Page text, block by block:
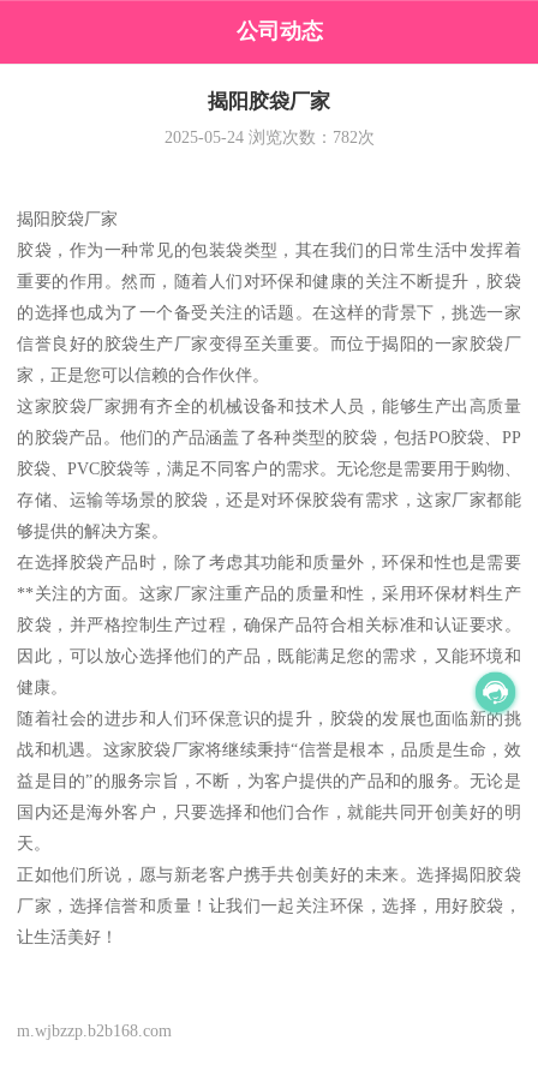
公司动态
揭阳胶袋厂家
2025-05-24浏览次数： 782次
揭阳胶袋厂家
胶袋，作为一种常见的包装袋类型，其在我们的日常生活中发挥着
重要的作用。然而，随着人们对环保和健康的关注不断提升，胶袋
的选择也成为了一个备受关注的话题。在这样的背景下，挑选一家
信誉良好的胶袋生产厂家变得至关重要。而位于揭阳的一家胶袋厂
家，正是您可以信赖的合作伙伴。
这家胶袋厂家拥有齐全的机械设备和技术人员，能够生产出高质量
的胶袋产品。他们的产品涵盖了各种类型的胶袋，包括PO胶袋、PP
胶袋、PVC胶袋等，满足不同客户的需求。无论您是需要用于购物、
存储、运输等场景的胶袋，还是对环保胶袋有需求，这家厂家都能
够提供的解决方案。
在选择胶袋产品时，除了考虑其功能和质量外，环保和性也是需要
**关注的方面。这家厂家注重产品的质量和性，采用环保材料生产
胶袋，并严格控制生产过程，确保产品符合相关标准和认证要求。
因此，可以放心选择他们的产品，既能满足您的需求，又能环境和
健康。
随着社会的进步和人们环保意识的提升，胶袋的发展也面临新的挑
战和机遇。这家胶袋厂家将继续秉持“信誉是根本，品质是生命，效
益是目的”的服务宗旨，不断，为客户提供的产品和的服务。无论是
国内还是海外客户，只要选择和他们合作，就能共同开创美好的明
天。
正如他们所说，愿与新老客户携手共创美好的未来。选择揭阳胶袋
厂家，选择信誉和质量！让我们一起关注环保，选择，用好胶袋，
让生活美好！
m.wjbzzp.b2b168.com